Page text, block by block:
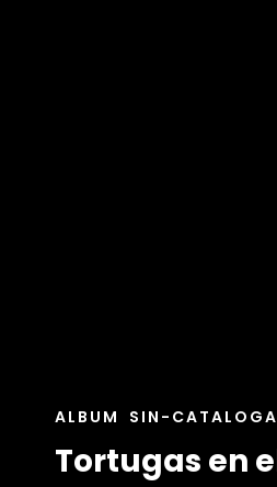
ENLACES
LAS
ALBUM SIN-
Tortugas en